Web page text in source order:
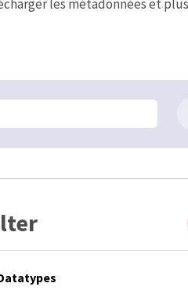
les métadonnées et plus